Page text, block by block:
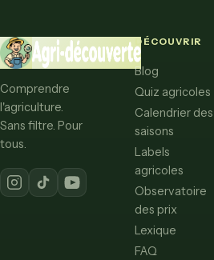
Comprendre
l'agriculture.
Sans filtre. Pour
tous.
DÉCOUVRIR
Blog
Quiz agricoles
Calendrier des
saisons
Labels
agricoles
Observatoire
des prix
Lexique
FAQ